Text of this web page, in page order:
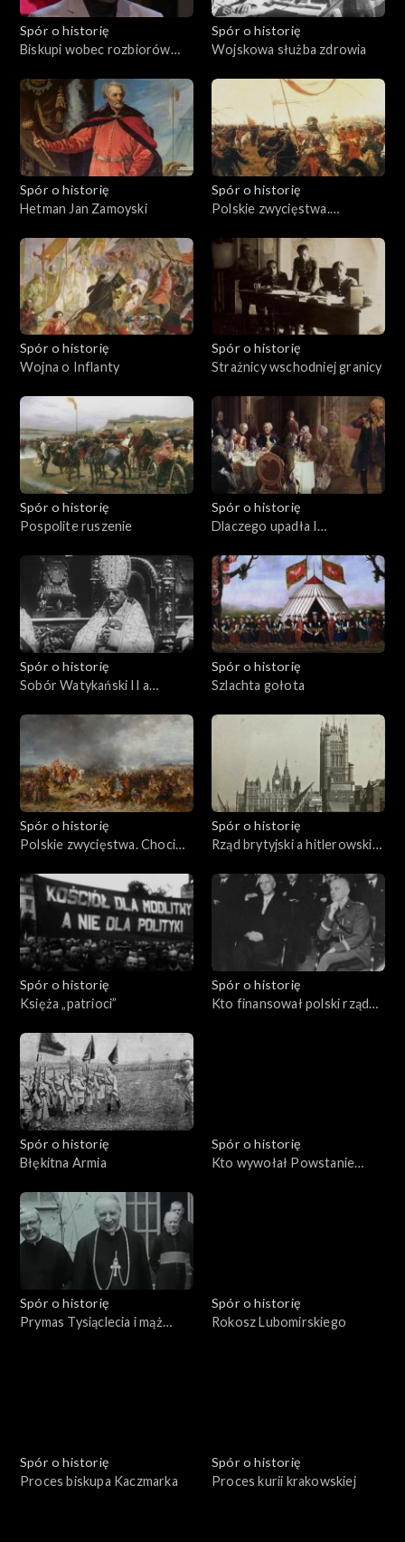
Spór o historię
Biskupi wobec rozbiorów
Spór o historię
Wojskowa służba zdrowia
Spór o historię
Hetman Jan Zamoyski
Spór o historię
Polskie zwycięstwa.
Spór o historię
Wojna o Inflanty
Spór o historię
Strażnicy wschodniej granicy
Spór o historię
Pospolite ruszenie
Spór o historię
Dlaczego upadła I
Spór o historię
Sobór Watykański II a
Spór o historię
Szlachta gołota
Spór o historię
Polskie zwycięstwa. Chocim
Spór o historię
Rząd brytyjski a hitlerowskie
Spór o historię
Księża „patrioci”
Spór o historię
Kto finansował polski rząd
Spór o historię
Błękitna Armia
Spór o historię
Kto wywołał Powstanie
Spór o historię
Prymas Tysiąclecia i mąż
Spór o historię
Rokosz Lubomirskiego
Spór o historię
Proces biskupa Kaczmarka
Spór o historię
Proces kurii krakowskiej